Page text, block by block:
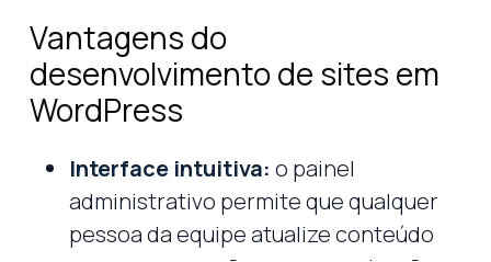
Vantagens do
desenvolvimento de sites em
WordPress
Interface intuitiva: o painel
administrativo permite que qualquer
pessoa da equipe atualize conteúdo